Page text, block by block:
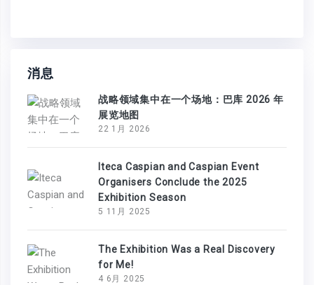
消息
战略领域集中在一个场地：巴库 2026 年
展览地图
22 1月 2026
Iteca Caspian and Caspian Event
Organisers Conclude the 2025
Exhibition Season
5 11月 2025
The Exhibition Was a Real Discovery
for Me!
4 6月 2025